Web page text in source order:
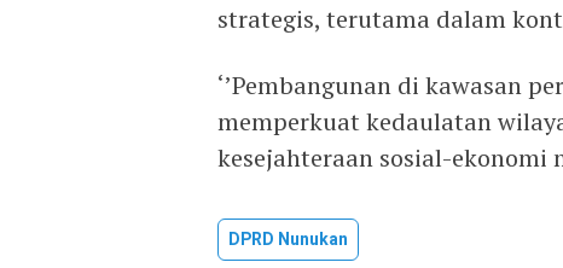
strategis, terutama dalam
‘’Pembangunan di kawasan
memperkuat kedaulatan
kesejahteraan sosial-ekonomi
DPRD Nunukan